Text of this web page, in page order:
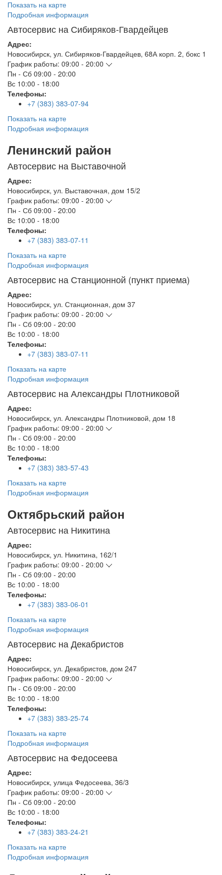
Показать на карте
Подробная информация
Автосервис на Сибиряков-Гвардейцев
Адрес:
Новосибирск, ул. Сибиряков-Гвардейцев, 68А корп. 2, бокс 1
График работы: 09:00 - 20:00
Пн - Сб 09:00 - 20:00
Вс 10:00 - 18:00
Телефоны:
+7 (383) 383-07-94
Показать на карте
Подробная информация
Ленинский район
Автосервис на Выставочной
Адрес:
Новосибирск, ул. Выставочная, дом 15/2
График работы: 09:00 - 20:00
Пн - Сб 09:00 - 20:00
Вс 10:00 - 18:00
Телефоны:
+7 (383) 383-07-11
Показать на карте
Подробная информация
Автосервис на Станционной (пункт приема)
Адрес:
Новосибирск, ул. Станционная, дом 37
График работы: 09:00 - 20:00
Пн - Сб 09:00 - 20:00
Вс 10:00 - 18:00
Телефоны:
+7 (383) 383-07-11
Показать на карте
Подробная информация
Автосервис на Александры Плотниковой
Адрес:
Новосибирск, ул. Александры Плотниковой, дом 18
График работы: 09:00 - 20:00
Пн - Сб 09:00 - 20:00
Вс 10:00 - 18:00
Телефоны:
+7 (383) 383-57-43
Показать на карте
Подробная информация
Октябрьский район
Автосервис на Никитина
Адрес:
Новосибирск, ул. Никитина, 162/1
График работы: 09:00 - 20:00
Пн - Сб 09:00 - 20:00
Вс 10:00 - 18:00
Телефоны:
+7 (383) 383-06-01
Показать на карте
Подробная информация
Автосервис на Декабристов
Адрес:
Новосибирск, ул. Декабристов, дом 247
График работы: 09:00 - 20:00
Пн - Сб 09:00 - 20:00
Вс 10:00 - 18:00
Телефоны:
+7 (383) 383-25-74
Показать на карте
Подробная информация
Автосервис на Федосеева
Адрес:
Новосибирск, улица Федосеева, 36/3
График работы: 09:00 - 20:00
Пн - Сб 09:00 - 20:00
Вс 10:00 - 18:00
Телефоны:
+7 (383) 383-24-21
Показать на карте
Подробная информация